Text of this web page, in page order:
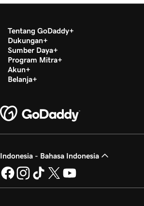
Tentang GoDaddy
Dukungan
Sumber Daya
Program Mitra
Akun
Belanja
Indonesia - Bahasa Indonesia